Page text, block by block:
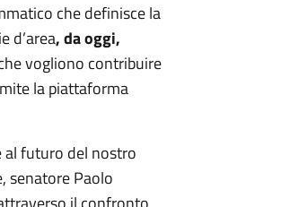
che definisce la
d’area, da oggi,
vogliono contribuire
la piattaforma
al futuro del nostro
senatore Paolo